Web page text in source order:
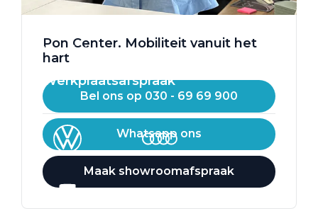
Vestigingen
Werkplaatsafspraak
Pon Center. Mobiliteit vanuit het
hart
Bel ons op 030 - 69 69 900
Whatsapp ons
Maak showroomafspraak